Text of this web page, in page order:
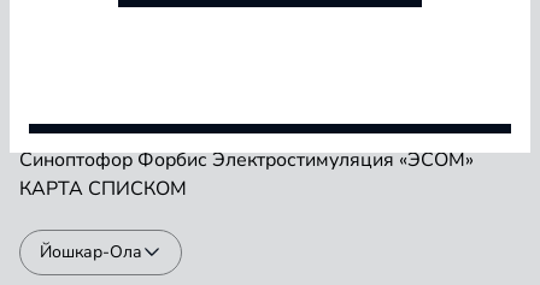
Прием врача-офтальмологаКонтроль детской миопии
Магнитотерапия «АМО-АТОС»Макулотестер
СиноптофорФорбисЭлектростимуляция «ЭСОМ»
КАРТА СПИСКОМ
Йошкар-Ола
размер скидки — от 5% до 15%